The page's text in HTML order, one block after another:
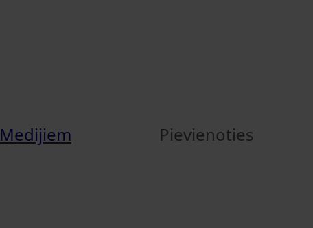
Medijiem Pievienoties